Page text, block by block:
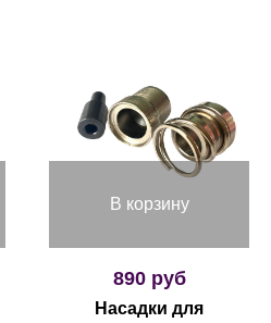
В корзину
890 руб
Насадки для